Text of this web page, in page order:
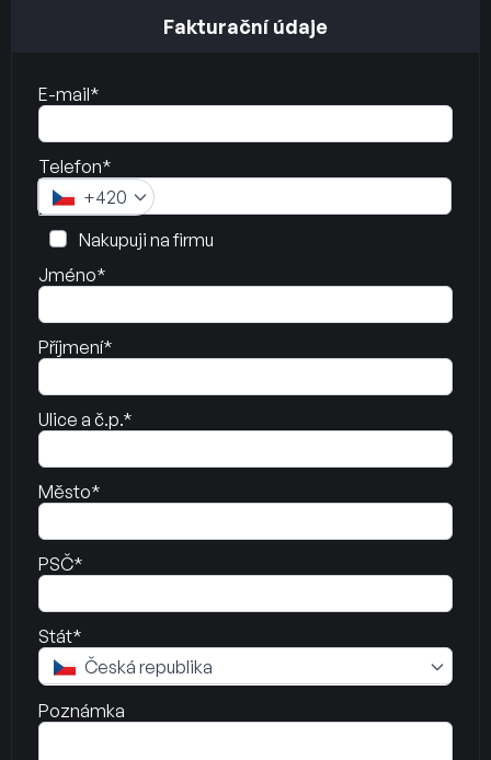
Fakturační údaje
E-mail*
Telefon*
+420
Nakupuji na firmu
Jméno*
Příjmení*
Ulice a č.p.*
Město*
PSČ*
Stát*
Česká republika
Poznámka